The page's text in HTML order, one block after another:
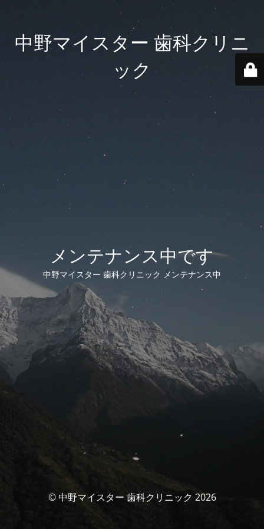
中野マイスター 歯科クリニ
ック
メンテナンス中です
中野マイスター 歯科クリニック メンテナンス中
© 中野マイスター 歯科クリニック 2026